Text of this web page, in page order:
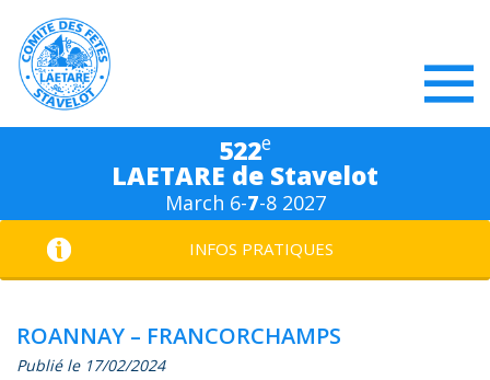
522e
LAETARE de Stavelot
March 6-7-8 2027
INFOS PRATIQUES
ROANNAY – FRANCORCHAMPS
Publié le 17/02/2024